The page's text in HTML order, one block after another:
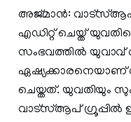
അജ്മാന്‍: വാട്സ്ആപ്
എഡിറ്റ് ചെയ്ത്
സംഭവത്തില്‍ യുവാവ്
ഏഷ്യക്കാരനെയാണ്
ചെയ്തത്. യുവതിയും
വാട്സ്ആപ് ഗ്രൂപ്പില്‍